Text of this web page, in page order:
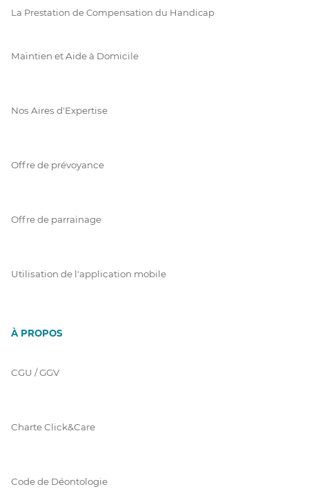
La Prestation de Compensation du Handicap
Maintien et Aide à Domicile
Nos Aires d'Expertise
Offre de prévoyance
Offre de parrainage
Utilisation de l'application mobile
À PROPOS
CGU / GGV
Charte Click&Care
Code de Déontologie